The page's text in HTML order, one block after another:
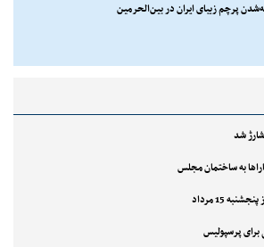
پرچم زیبای ایران در بین‌الحرمین
شد
به ساختمان مجلس
15 مرداد
برای پرسپولیس